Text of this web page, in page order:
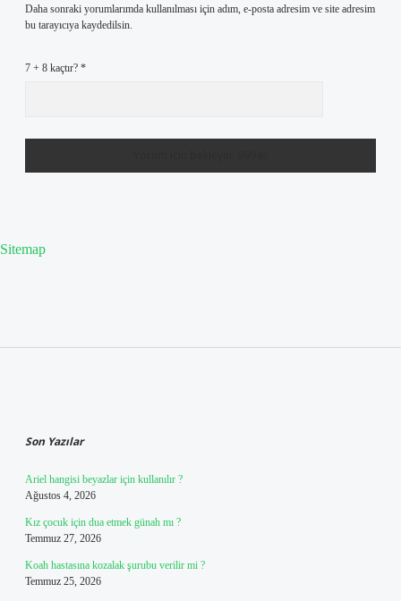
Daha sonraki yorumlarımda kullanılması için adım, e-posta adresim ve site adresim
bu tarayıcıya kaydedilsin.
7 + 8 kaçtır? *
Sitemap
Son Yazılar
Ariel hangisi beyazlar için kullanılır ?
Ağustos 4, 2026
Kız çocuk için dua etmek günah mı ?
Temmuz 27, 2026
Koah hastasına kozalak şurubu verilir mi ?
Temmuz 25, 2026